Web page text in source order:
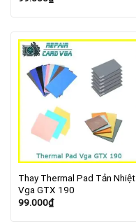
Thay Thermal Pad Tản Nhiệt
Vga GTX 190
99.000₫